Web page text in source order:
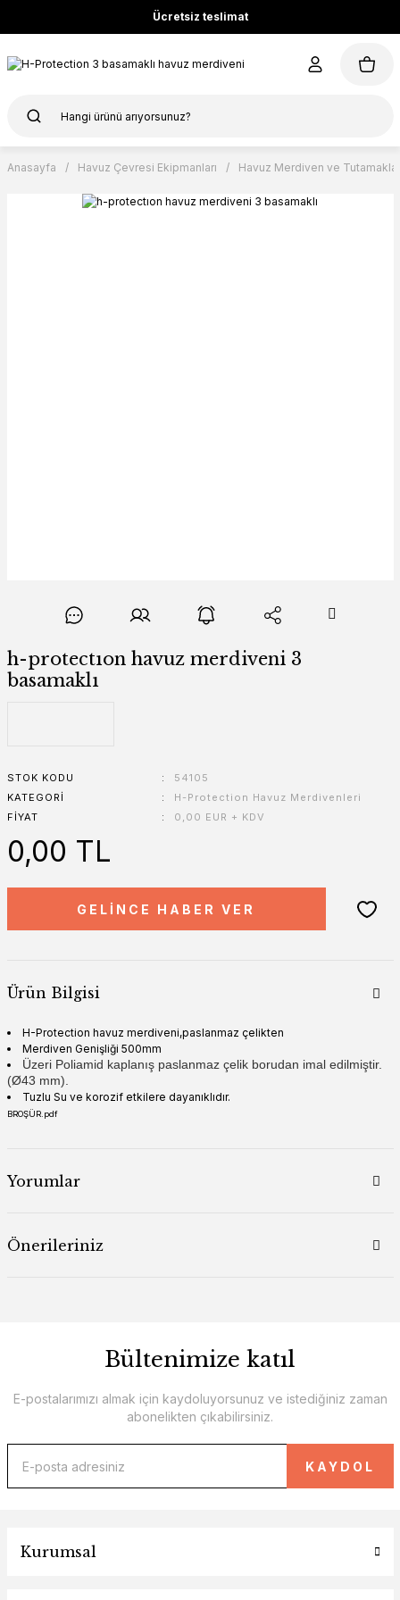
Ücretsiz teslimat
Anasayfa Havuz Çevresi Ekipmanları Havuz Merdiven ve Tutamaklar
h-protectıon havuz merdiveni 3
basamaklı
STOK KODU
54105
KATEGORI
H-Protection Havuz Merdivenleri
FIYAT
0,00 EUR + KDV
0,00 TL
GELİNCE HABER VER
Ürün Bilgisi
H-Protection havuz merdiveni,paslanmaz çelikten
Merdiven Genişliği 500mm
Üzeri Poliamid kaplanış paslanmaz çelik borudan imal edilmiştir.
(Ø43 mm).
Tuzlu Su ve korozif etkilere dayanıklıdır.
BROŞÜR.pdf
Yorumlar
Önerileriniz
Bültenimize katıl
E-postalarımızı almak için kaydoluyorsunuz ve istediğiniz zaman
abonelikten çıkabilirsiniz.
KAYDOL
Kurumsal